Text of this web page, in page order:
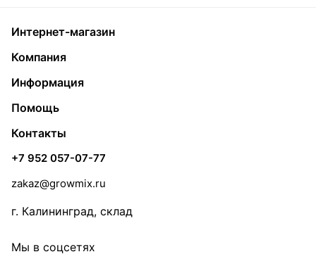
Интернет-магазин
Компания
Информация
Помощь
Контакты
+7 952 057-07-77
zakaz@growmix.ru
г. Калининград, склад
Мы в соцсетях